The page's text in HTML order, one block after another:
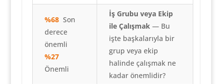
%68Son
derece
önemli
%27
Önemli
İş Grubu veya Ekip
ile Çalışmak— Bu
işte başkalarıyla bir
grup veya ekip
halinde çalışmak ne
kadar önemlidir?